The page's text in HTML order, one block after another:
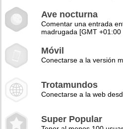
Ave nocturna
Comentar una entrada
madrugada [GMT +01:00
Móvil
Conectarse a la versión
Trotamundos
Conectarse a la web
Super Popular